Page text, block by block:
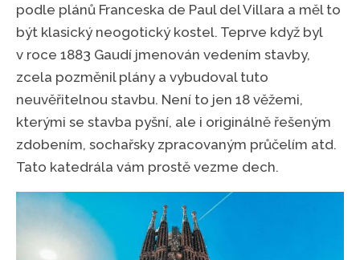
podle plánů Franceska de Paul del Villara a měl to
být klasický neogotický kostel. Teprve když byl
v roce 1883 Gaudí jmenován vedením stavby,
zcela pozměnil plány a vybudoval tuto
neuvěřitelnou stavbu. Není to jen 18 věžemi,
kterými se stavba pyšní, ale i originálně řešeným
zdobením, sochařsky zpracovaným průčelím atd.
Tato katedrála vám prostě vezme dech.